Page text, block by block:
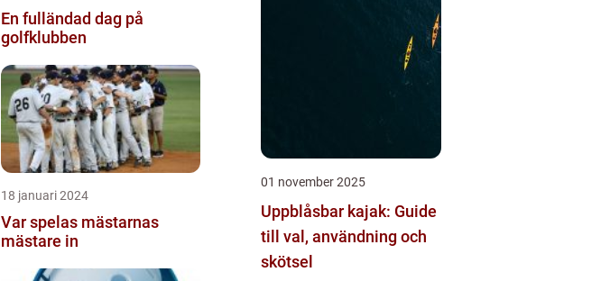
En fulländad dag på
golfklubben
18 januari 2024
Var spelas mästarnas
mästare in
01 november 2025
Uppblåsbar kajak: Guide
till val, användning och
skötsel